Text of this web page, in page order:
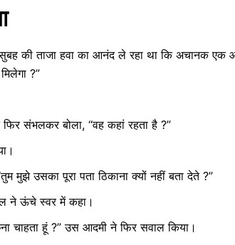
की ताजा हवा का आनंद ले रहा था कि अचानक एक
?”
संभलकर बोला, “वह कहां रहता है ?”
मुझे उसका पूरा पता ठिकाना क्यों नहीं बता देते ?”
ने ऊंचे स्वर में कहा।
चाहता हूं ?” उस आदमी ने फिर सवाल किया।